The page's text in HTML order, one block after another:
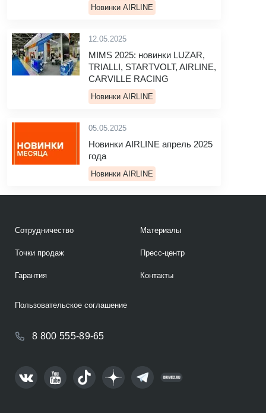
Новинки AIRLINE
12.05.2025
MIMS 2025: новинки LUZAR,
TRIALLI, STARTVOLT, AIRLINE,
CARVILLE RACING
Новинки AIRLINE
05.05.2025
Новинки AIRLINE апрель 2025
года
Новинки AIRLINE
Сотрудничество
Точки продаж
Гарантия
Материалы
Пресс-центр
Контакты
8 800 555-89-65
Пользовательское соглашение